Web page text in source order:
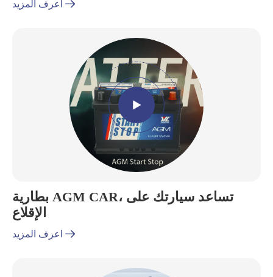


بطارية AGM CAR، تساعد سيارتك على
الإقلاع
